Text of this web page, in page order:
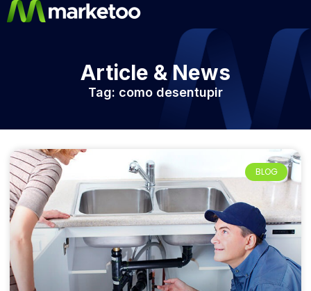
Article & News
Tag: como desentupir
BLOG